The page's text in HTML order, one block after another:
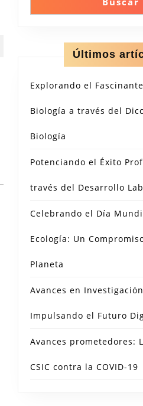
Últimos
Explorando el
Biología a través del
Biología
Potenciando el Éxito
través del Desarrollo
Celebrando el Día
Ecología: Un
Planeta
Avances en
Impulsando el Futuro
Avances prometedores:
CSIC contra la COVID-19